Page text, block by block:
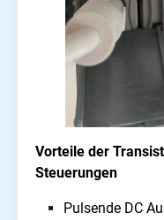
Vorteile der
Steuerungen
Pulsende DC